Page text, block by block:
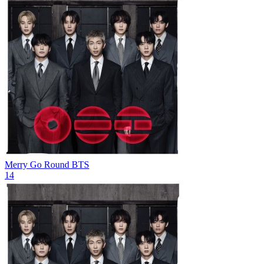
Merry Go Round BTS
14